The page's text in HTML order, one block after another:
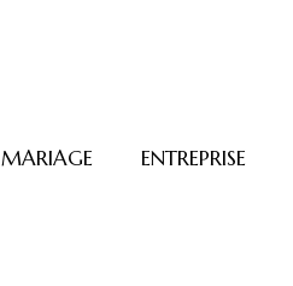
MARIAGE ENTREPRISE